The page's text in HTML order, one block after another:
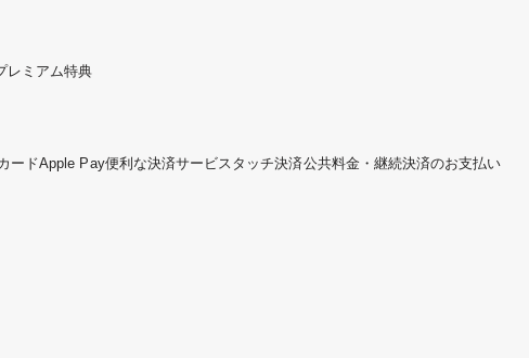
レミアム特典
ードApple Pay便利な決済サービスタッチ決済公共料金・継続決済のお支払い